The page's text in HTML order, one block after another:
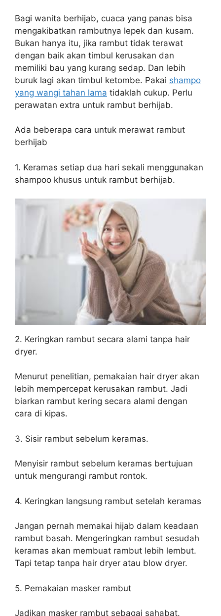
Bagi wanita berhijab, cuaca yang panas bisa
mengakibatkan rambutnya lepek dan kusam.
Bukan hanya itu, jika rambut tidak terawat
dengan baik akan timbul kerusakan dan
memiliki bau yang kurang sedap. Dan lebih
buruk lagi akan timbul ketombe. Pakai shampo
yang wangi tahan lama tidaklah cukup. Perlu
perawatan extra untuk rambut berhijab.
Ada beberapa cara untuk merawat rambut
berhijab
1. Keramas setiap dua hari sekali menggunakan
shampoo khusus untuk rambut berhijab.
2. Keringkan rambut secara alami tanpa hair
dryer.
Menurut penelitian, pemakaian hair dryer akan
lebih mempercepat kerusakan rambut. Jadi
biarkan rambut kering secara alami dengan
cara di kipas.
3. Sisir rambut sebelum keramas.
Menyisir rambut sebelum keramas bertujuan
untuk mengurangi rambut rontok.
4. Keringkan langsung rambut setelah keramas
Jangan pernah memakai hijab dalam keadaan
rambut basah. Mengeringkan rambut sesudah
keramas akan membuat rambut lebih lembut.
Tapi tetap tanpa hair dryer atau blow dryer.
5. Pemakaian masker rambut
Jadikan masker rambut sebagai sahabat.